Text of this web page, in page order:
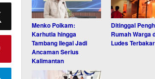
Menko Polkam:
Karhutla hingga
Tambang Ilegal Jadi
Ancaman Serius
Kalimantan
Ditinggal
Rumah Warga
Ludes Terbakar